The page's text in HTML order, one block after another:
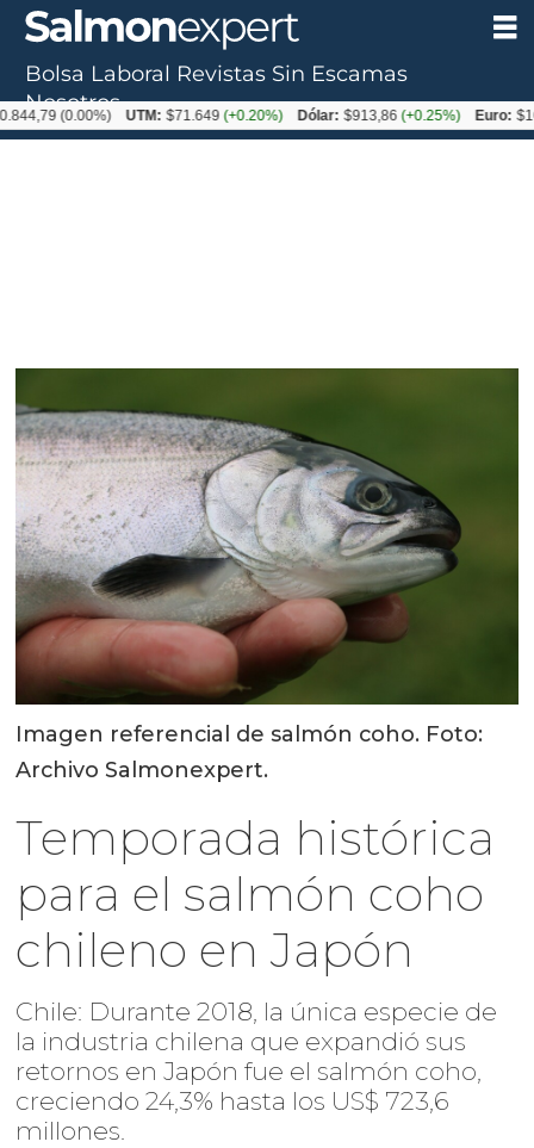
Imagen referencial de salmón coho. Foto:
Archivo Salmonexpert.
Temporada histórica
para el salmón coho
chileno en Japón
Chile: Durante 2018, la única especie de
la industria chilena que expandió sus
retornos en Japón fue el salmón coho,
creciendo 24,3% hasta los US$ 723,6
millones.
Bolsa Laboral Revistas Sin Escamas
Nosotros
(0.00%) UTM: $71.649(+0.20%) Dólar: $913,86(+0.25%) Euro: $1053,08